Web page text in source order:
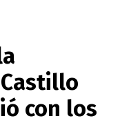
con los